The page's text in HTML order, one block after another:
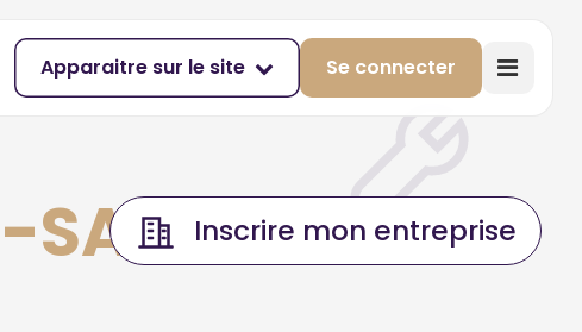
Apparaitre sur le site Se connecter
SAINT-AUBAN
Inscrire mon entreprise